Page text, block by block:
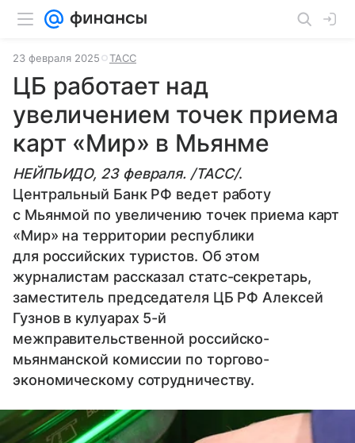
23 февраля 2025 ТАСС
ЦБ работает над
увеличением точек приема
карт «Мир» в Мьянме
НЕЙПЬИДО, 23 февраля. /ТАСС/.
Центральный Банк РФ ведет работу
с Мьянмой по увеличению точек приема карт
«Мир» на территории республики
для российских туристов. Об этом
журналистам рассказал статс-секретарь,
заместитель председателя ЦБ РФ Алексей
Гузнов в кулуарах 5-й
межправительственной российско-
мьянманской комиссии по торгово-
экономическому сотрудничеству.